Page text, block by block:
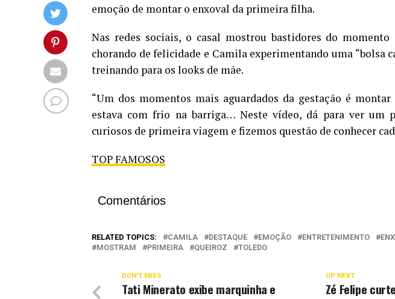
emoção de montar o enxoval da primeira filha.
Nas redes sociais, o casal mostrou bastidores do
chorando de felicidade e Camila experimentando uma “bolsa
treinando para os looks de mãe.
“Um dos momentos mais aguardados da gestação é
estava com frio na barriga… Neste vídeo, dá para ver um
curiosos de primeira viagem e fizemos questão de conhecer
TOP FAMOSOS
Comentários
RELATED TOPICS: CAMILA DESTAQUE EMOÇÃO ENTRETENIMENTO
MOSTRAM
PRIMEIRA QUEIROZ TOLEDO
UP NEXT
Zé Felipe
DON'T MISS
Tati Minerato exibe marquinha e